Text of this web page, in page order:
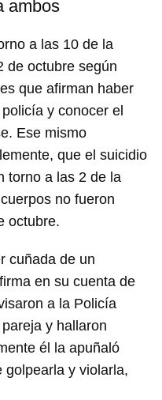
ambos
a las 10 de la
de octubre según
que afirman haber
y conocer el
Ese mismo
que el suicidio
torno a las 2 de la
no fueron
octubre.
cuñada de un
en su cuenta de
a la Policía
y hallaron
él la apuñaló
golpearla y violarla,